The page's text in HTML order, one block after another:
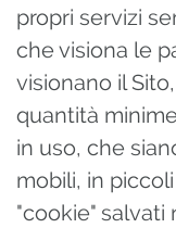
propri servizi
che visiona le
visionano il
quantità
in uso, che
mobili, in
"cookie" salvati